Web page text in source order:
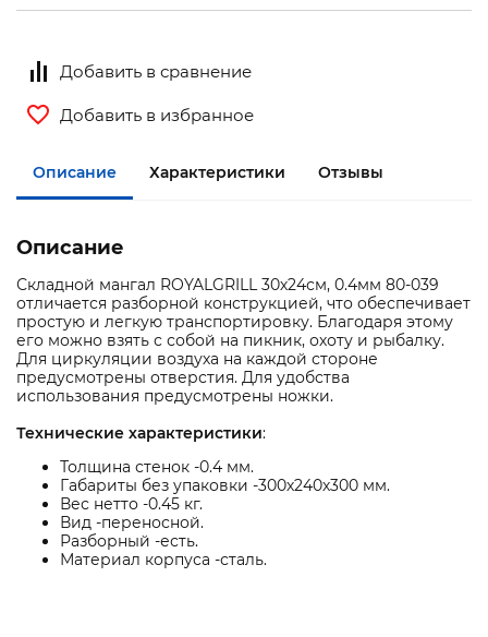
Добавить в сравнение
Добавить в избранное
Описание Характеристики Отзывы
Описание
Складной мангал ROYALGRILL 30х24см, 0.4мм 80-039
отличается разборной конструкцией, что обеспечивает
простую и легкую транспортировку. Благодаря этому
его можно взять с собой на пикник, охоту и рыбалку.
Для циркуляции воздуха на каждой стороне
предусмотрены отверстия. Для удобства
использования предусмотрены ножки.
Технические характеристики:
Толщина стенок -0.4 мм.
Габариты без упаковки -300х240х300 мм.
Вес нетто -0.45 кг.
Вид -переносной.
Разборный -есть.
Материал корпуса -сталь.